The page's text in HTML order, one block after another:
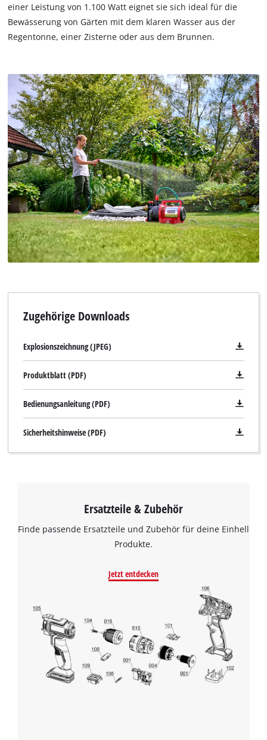
einer Leistung von 1.100 Watt eignet sie sich ideal für die
Bewässerung von Gärten mit dem klaren Wasser aus der
Regentonne, einer Zisterne oder aus dem Brunnen.
Zugehörige Downloads
Explosionszeichnung (JPEG)
Produktblatt (PDF)
Bedienungsanleitung (PDF)
Sicherheitshinweise (PDF)
Ersatzteile & Zubehör
Finde passende Ersatzteile und Zubehör für deine Einhell
Produkte.
Jetzt entdecken